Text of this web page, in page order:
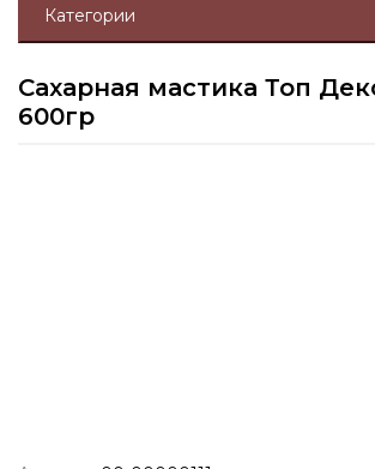
Категории
Сахарная мастика Топ
600гр